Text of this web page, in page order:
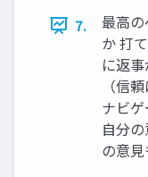
7.
最高
か 打
に返
（信
ナビ
自分
の意